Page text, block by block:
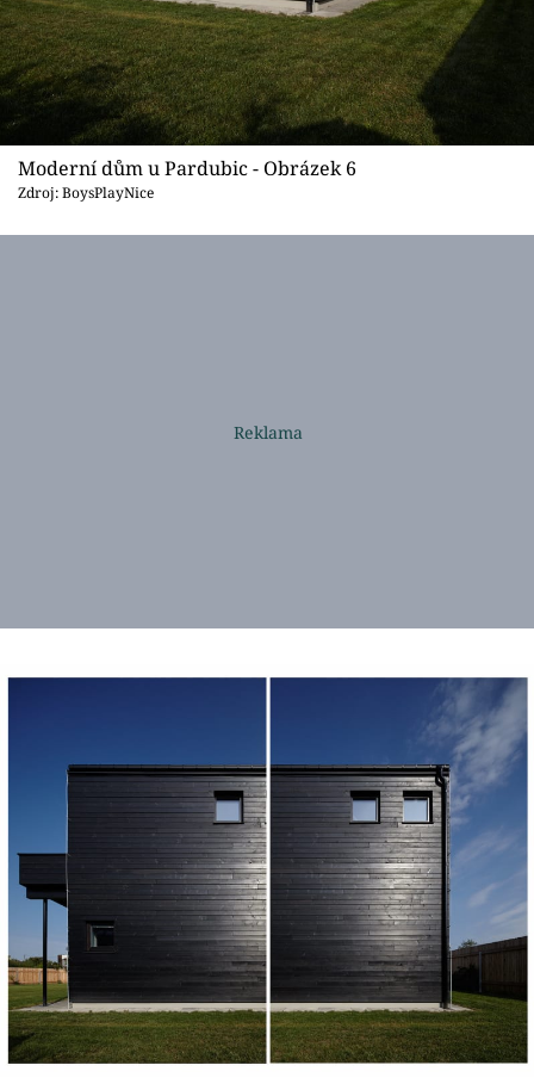
Moderní dům u Pardubic - Obrázek 6
Zdroj: BoysPlayNice